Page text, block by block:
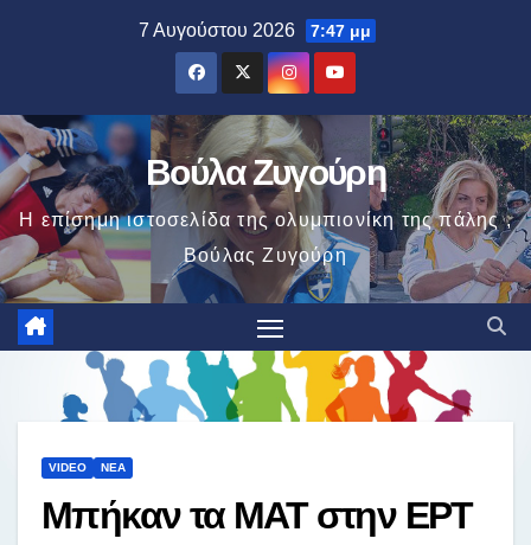
7 Αυγούστου 2026 7:47 μμ
Βούλα Ζυγούρη
Η επίσημη ιστοσελίδα της ολυμπιονίκη της πάλης ,
Βούλας Ζυγούρη
VIDEO ΝΈΑ
Μπήκαν τα ΜΑΤ στην ΕΡΤ